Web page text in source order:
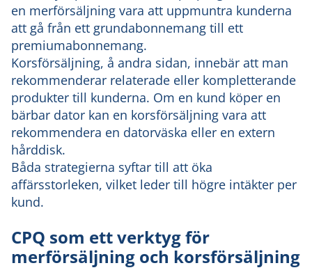
en merförsäljning vara att uppmuntra kunderna
att gå från ett grundabonnemang till ett
premiumabonnemang.
Korsförsäljning, å andra sidan, innebär att man
rekommenderar relaterade eller kompletterande
produkter till kunderna. Om en kund köper en
bärbar dator kan en korsförsäljning vara att
rekommendera en datorväska eller en extern
hårddisk.
Båda strategierna syftar till att öka
affärsstorleken, vilket leder till högre intäkter per
kund.
CPQ som ett verktyg för
merförsäljning och korsförsäljning